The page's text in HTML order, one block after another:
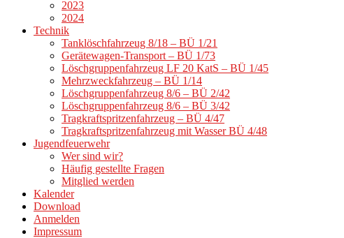
2023
2024
Technik
Tanklöschfahrzeug 8/18 – BÜ 1/21
Gerätewagen-Transport – BÜ 1/73
Löschgruppenfahrzeug LF 20 KatS – BÜ 1/45
Mehrzweckfahrzeug – BÜ 1/14
Löschgruppenfahrzeug 8/6 – BÜ 2/42
Löschgruppenfahrzeug 8/6 – BÜ 3/42
Tragkraftspritzenfahrzeug – BÜ 4/47
Tragkraftspritzenfahrzeug mit Wasser BÜ 4/48
Jugendfeuerwehr
Wer sind wir?
Häufig gestellte Fragen
Mitglied werden
Kalender
Download
Anmelden
Impressum